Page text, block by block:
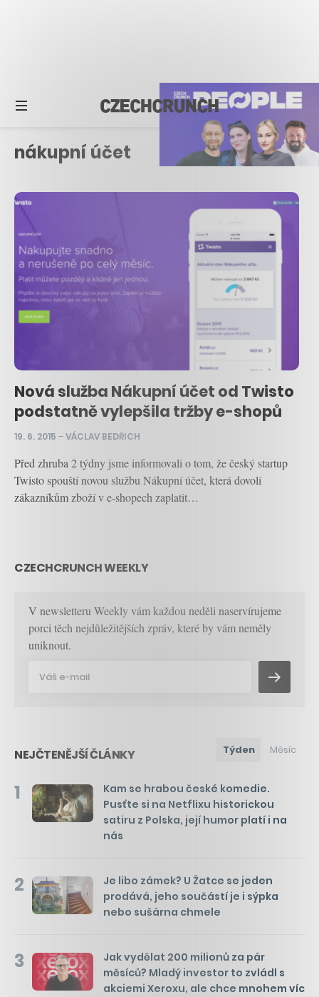
nákupní účet
Nová služba Nákupní účet od Twisto
podstatně vylepšila tržby e-shopů
19. 6. 2015 –VÁCLAV BEDŘICH
Před zhruba 2 týdny jsme informovali o tom, že český startup
Twisto spouští novou službu Nákupní účet, která dovolí
zákazníkům zboží v e-shopech zaplatit…
CZECHCRUNCH WEEKLY
V newsletteru Weekly vám každou neděli naservírujeme
porci těch nejdůležitějších zpráv, které by vám neměly
uniknout.
NEJČTENĚJŠÍ ČLÁNKY Týden Měsíc
1
Kam se hrabou české komedie.
Pusťte si na Netflixu historickou
satiru z Polska, její humor platí i na
nás
2
Je libo zámek? U Žatce se jeden
prodává, jeho součástí je i sýpka
nebo sušárna chmele
3
Jak vydělat 200 milionů za pár
měsíců? Mladý investor to zvládl s
akciemi Xeroxu, ale chce mnohem víc